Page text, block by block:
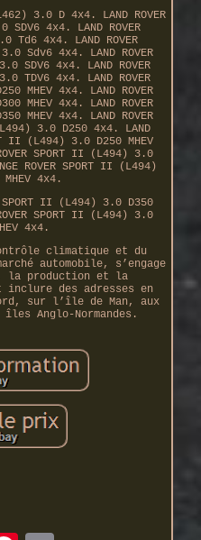
3.0 D 4x4. LAND ROVER
SDV6 4x4. LAND ROVER
Td6 4x4. LAND ROVER
Sdv6 4x4. LAND ROVER
SDV6 4x4. LAND ROVER
TDV6 4x4. LAND ROVER
MHEV 4x4. LAND ROVER
MHEV 4x4. LAND ROVER
MHEV 4x4. LAND ROVER
3.0 D250 4x4. LAND
II (L494) 3.0 D250 MHEV
SPORT II (L494) 3.0
ROVER SPORT II (L494)
4x4.
SPORT II (L494) 3.0 D350
SPORT II (L494) 3.0
4x4.
climatique et du
automobile, s’engage
la production et la
des adresses en
sur l’île de Man, aux
Anglo-Normandes.